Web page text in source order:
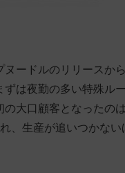
ードルのリリースか
は夜勤の多い特殊ル
大口顧客となったの
生産が追いつかない